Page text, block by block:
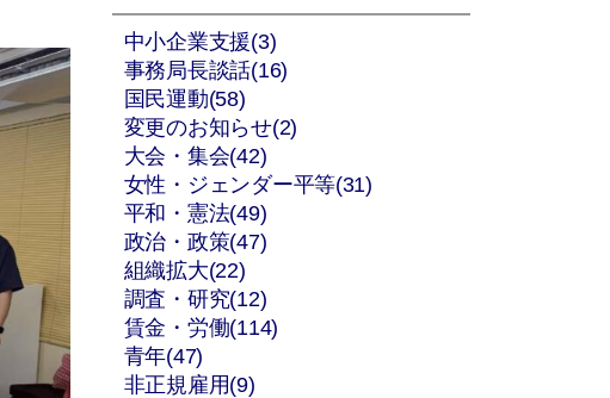
中小企業支援(3)
事務局長談話(16)
国民運動(58)
変更のお知らせ(2)
大会・集会(42)
女性・ジェンダー平等(31)
平和・憲法(49)
政治・政策(47)
組織拡大(22)
調査・研究(12)
賃金・労働(114)
青年(47)
非正規雇用(9)